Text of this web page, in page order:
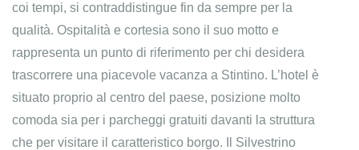
coi tempi, si contraddistingue fin da sempre per la
qualità. Ospitalità e cortesia sono il suo motto e
rappresenta un punto di riferimento per chi desidera
trascorrere una piacevole vacanza a Stintino. L’hotel è
situato proprio al centro del paese, posizione molto
comoda sia per i parcheggi gratuiti davanti la struttura
che per visitare il caratteristico borgo. Il Silvestrino